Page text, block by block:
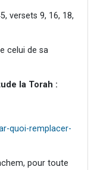
versets 9, 16, 18,
celui de sa
la Torah :
quoi-remplacer-
pour toute